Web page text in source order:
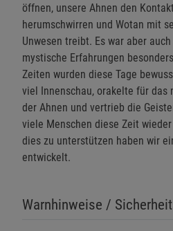
öffnen, unsere Ahnen den
herumschwirren und Wotan mit
Unwesen treibt. Es war aber
mystische Erfahrungen
Zeiten wurden diese Tage
viel Innenschau, orakelte für das
der Ahnen und vertrieb die
viele Menschen diese Zeit
dies zu unterstützen haben wir
entwickelt.
Warnhinweise /